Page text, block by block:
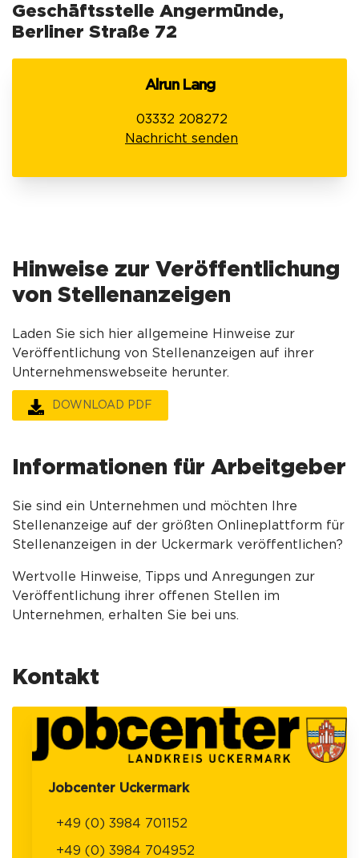
Geschäftsstelle Angermünde,
Berliner Straße 72
Alrun Lang
03332 208272
Nachricht senden
Hinweise zur Veröffentlichung
von Stellenanzeigen
Laden Sie sich hier allgemeine Hinweise zur
Veröffentlichung von Stellenanzeigen auf ihrer
Unternehmenswebseite herunter.
DOWNLOAD PDF
Informationen für Arbeitgeber
Sie sind ein Unternehmen und möchten Ihre
Stellenanzeige auf der größten Onlineplattform für
Stellenanzeigen in der Uckermark veröffentlichen?
Wertvolle Hinweise, Tipps und Anregungen zur
Veröffentlichung ihrer offenen Stellen im
Unternehmen, erhalten Sie bei uns.
Kontakt
Jobcenter Uckermark
+49 (0) 3984 701152
+49 (0) 3984 704952